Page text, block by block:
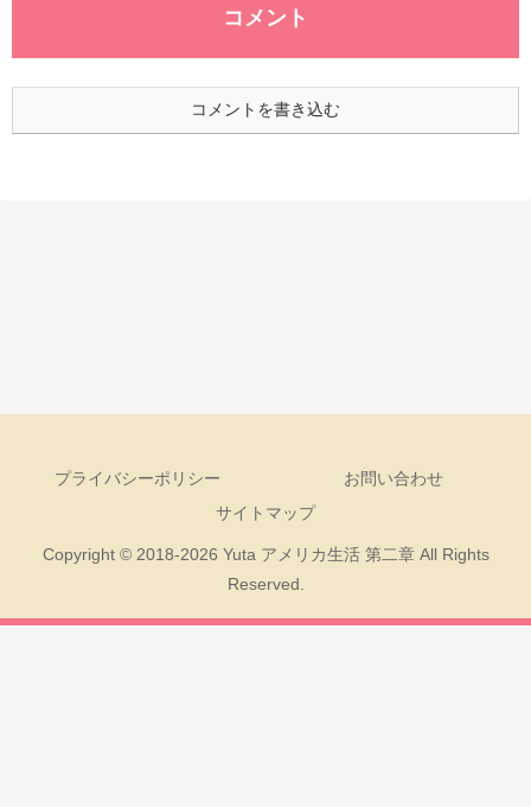
コメント
コメントを書き込む
プライバシーポリシー
お問い合わせ
サイトマップ
Copyright © 2018-2026 Yuta アメリカ生活 第二章 All Rights
Reserved.